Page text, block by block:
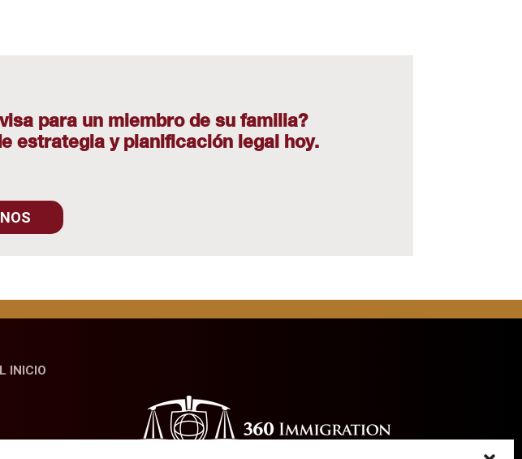
para un miembro de su familia?
estrategia y planificación legal hoy.
INICIO